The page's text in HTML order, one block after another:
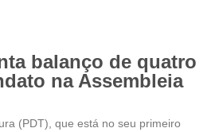
balanço de quatro
na Assembleia
(PDT), que está no seu primeiro